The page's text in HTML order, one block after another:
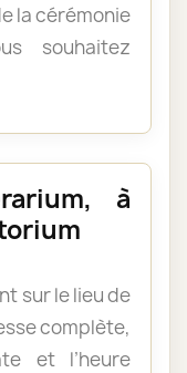
la cérémonie
souhaitez
à
sur le lieu de
complète,
et l’heure